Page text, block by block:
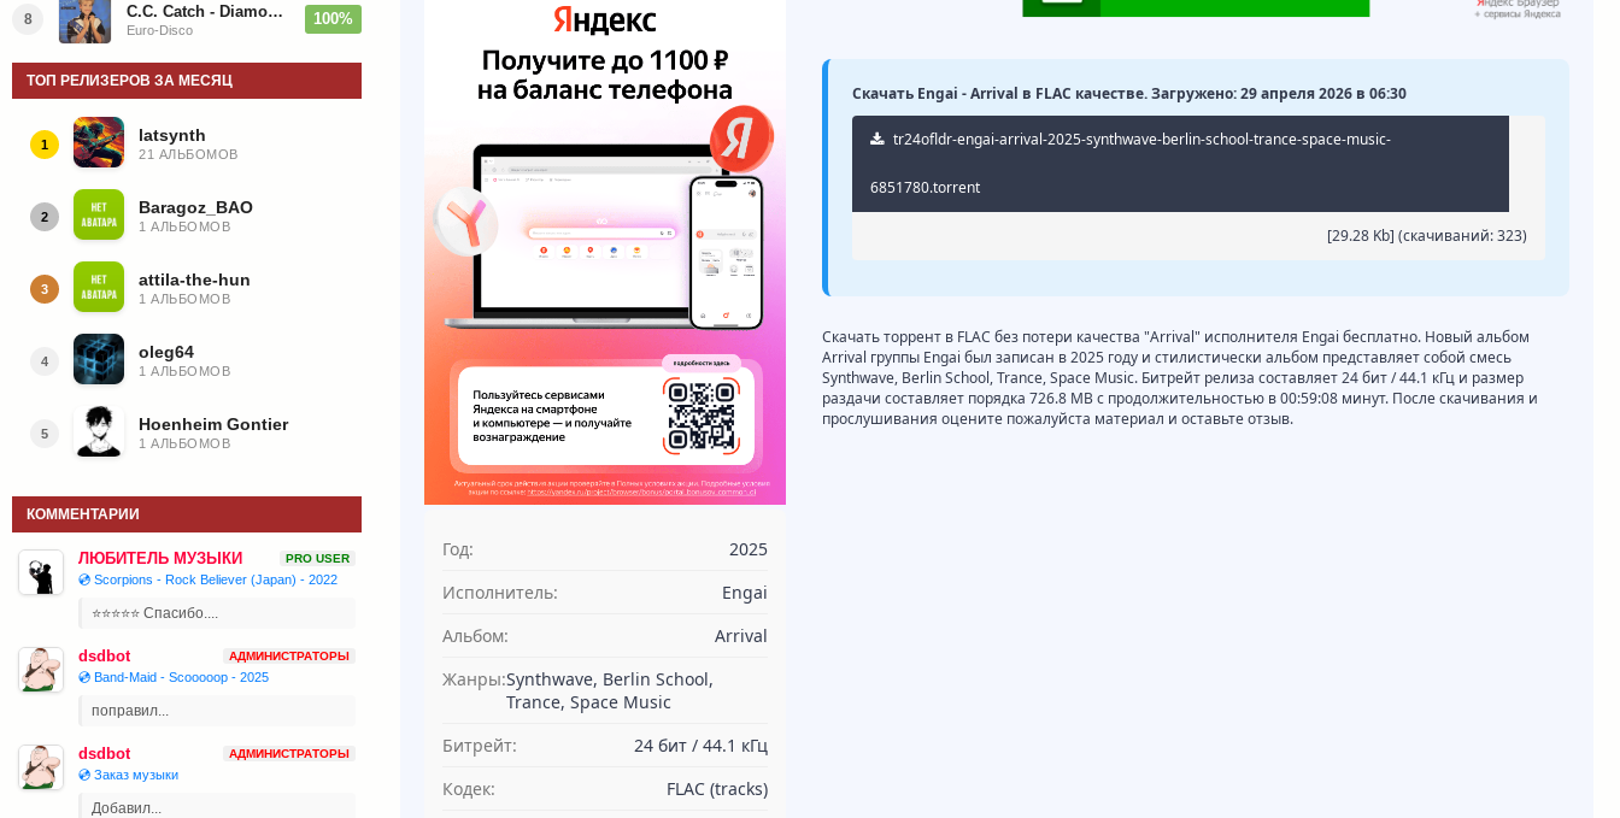
Год:
2025
Исполнитель:
Engai
Альбом:
Arrival
Жанры:Synthwave, Berlin School,
Trance, Space Music
Битрейт:
24 бит / 44.1 кГц
Кодек:
FLAC (tracks)
Скачать Engai - Arrival в FLAC качестве. Загружено: 29 апреля 2026 в 06:30
tr24ofldr-engai-arrival-2025-synthwave-berlin-school-trance-space-music-
6851780.torrent
[29.28 Kb] (cкачиваний: 323)
Скачать торрент в FLAC без потери качества "Arrival" исполнителя Engai бесплатно. Новый альбом
Arrival группы Engai был записан в 2025 году и стилистически альбом представляет собой смесь
Synthwave, Berlin School, Trance, Space Music. Битрейт релиза составляет 24 бит / 44.1 кГц и размер
раздачи составляет порядка 726.8 MB с продолжительностью в 00:59:08 минут. После скачивания и
прослушивания оцените пожалуйста материал и оставьте отзыв.
8 C.C. Catch - Diamonds. Her Greatest Hits 1988
Euro-Disco
100%
ТОП РЕЛИЗЕРОВ ЗА МЕСЯЦ
1 latsynth
21 АЛЬБОМОВ
2 Baragoz_BAO
1 АЛЬБОМОВ
3 attila-the-hun
1 АЛЬБОМОВ
4 oleg64
1 АЛЬБОМОВ
5 Hoenheim Gontier
1 АЛЬБОМОВ
КОММЕНТАРИИ
ЛЮБИТЕЛЬ МУЗЫКИ PRO USER
💿 Scorpions - Rock Believer (Japan) - 2022
⭐⭐⭐⭐⭐ Спасибо....
dsdbot АДМИНИСТРАТОРЫ
💿 Band-Maid - Scooooop - 2025
поправил...
dsdbot АДМИНИСТРАТОРЫ
💿 Заказ музыки
Добавил...